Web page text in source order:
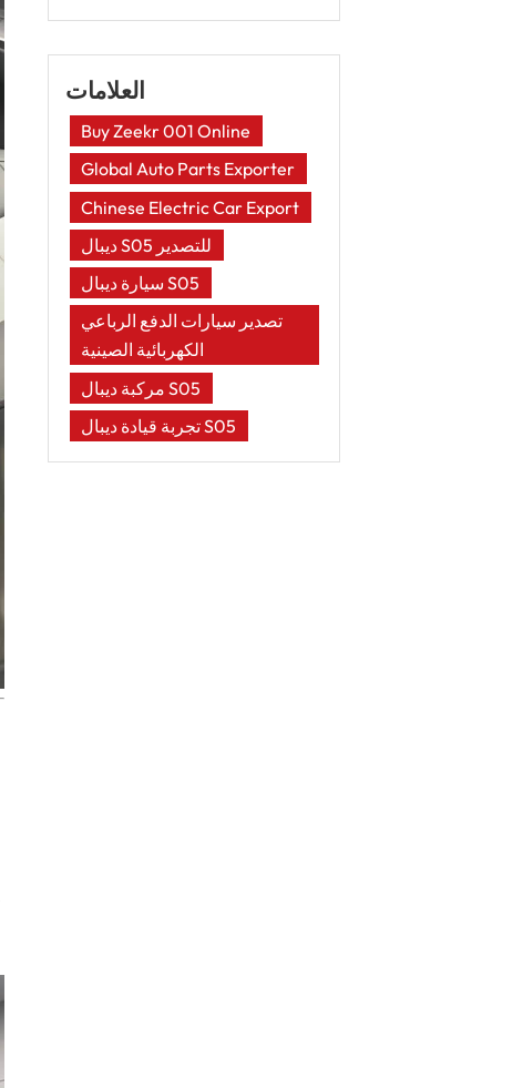
العلامات
Buy Zeekr 001 Online
Global Auto Parts Exporter
Chinese Electric Car Export
ديبال S05 للتصدير
سيارة ديبال S05
تصدير سيارات الدفع الرباعي
الكهربائية الصينية
مركبة ديبال S05
تجربة قيادة ديبال S05